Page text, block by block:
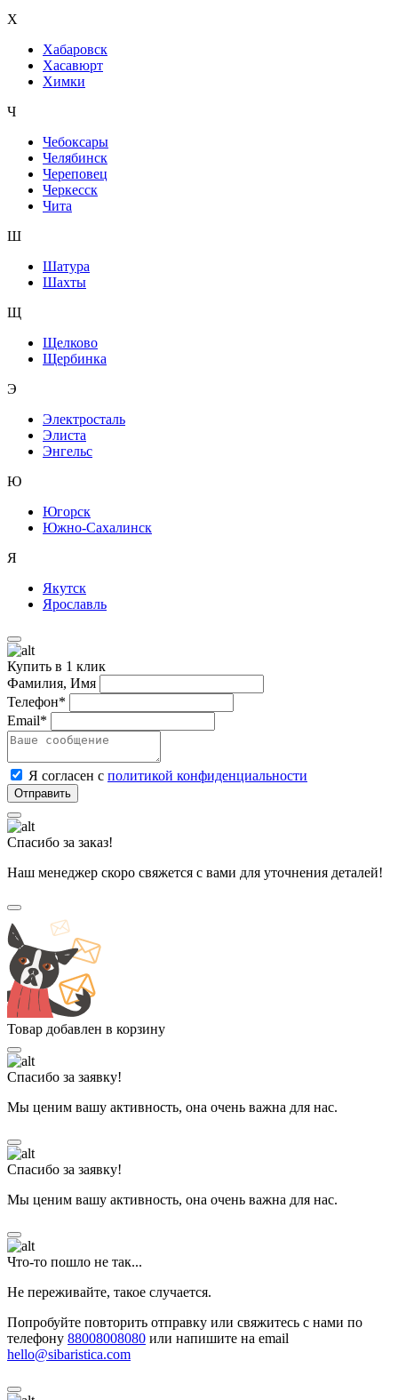
Х
Хабаровск
Хасавюрт
Химки
Ч
Чебоксары
Челябинск
Череповец
Черкесск
Чита
Ш
Шатура
Шахты
Щ
Щелково
Щербинка
Э
Электросталь
Элиста
Энгельс
Ю
Югорск
Южно-Сахалинск
Я
Якутск
Ярославль
Купить в 1 клик
Фамилия, Имя
Телефон*
Email*
Я согласен с политикой конфиденциальности
Спасибо за заказ!
Наш менеджер скоро свяжется с вами для уточнения деталей!
Товар добавлен в корзину
Спасибо за заявку!
Мы ценим вашу активность, она очень важна для нас.
Спасибо за заявку!
Мы ценим вашу активность, она очень важна для нас.
Что-то пошло не так...
Не переживайте, такое случается.
Попробуйте повторить отправку или свяжитесь с нами по
телефону 88008008080 или напишите на email
hello@sibaristica.com